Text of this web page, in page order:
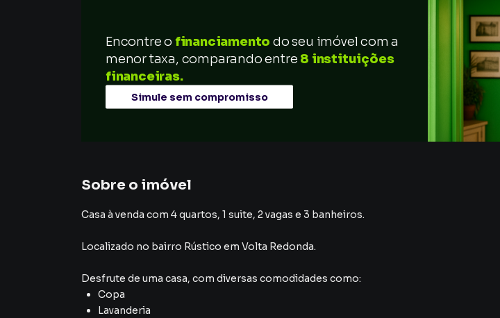
Encontre o financiamento do seu imóvel com a
menor taxa, comparando entre 8 instituições
financeiras.
Simule sem compromisso
Sobre o imóvel
Casa à venda com 4 quartos, 1 suite, 2 vagas e 3 banheiros.
Localizado no bairro Rústico em Volta Redonda.
Desfrute de uma casa, com diversas comodidades como:
Copa
Lavanderia